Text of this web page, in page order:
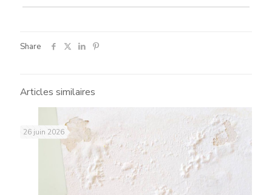
Share
Articles similaires
26 juin 2026